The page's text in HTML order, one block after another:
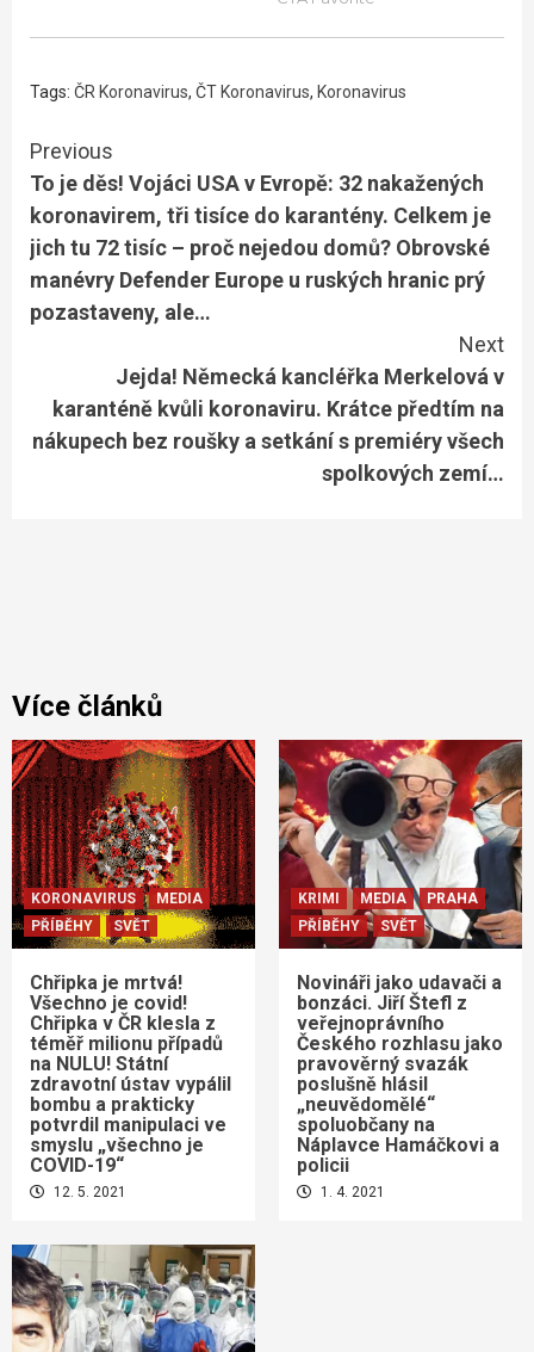
Tags: ČR Koronavirus, ČT Koronavirus, Koronavirus
Continue
Reading
Previous
To je děs! Vojáci USA v Evropě: 32 nakažených
koronavirem, tři tisíce do karantény. Celkem je
jich tu 72 tisíc – proč nejedou domů? Obrovské
manévry Defender Europe u ruských hranic prý
pozastaveny, ale…
Next
Jejda! Německá kancléřka Merkelová v
karanténě kvůli koronaviru. Krátce předtím na
nákupech bez roušky a setkání s premiéry všech
spolkových zemí…
Více článků
KORONAVIRUS
MEDIA
PŘÍBĚHY
SVĚT
Chřipka je mrtvá!
Všechno je covid!
Chřipka v ČR klesla z
téměř milionu případů
na NULU! Státní
zdravotní ústav vypálil
bombu a prakticky
potvrdil manipulaci ve
smyslu „všechno je
COVID-19“
12. 5. 2021
KRIMI MEDIA
PRAHA
PŘÍBĚHY
SVĚT
Novináři jako udavači a
bonzáci. Jiří Štefl z
veřejnoprávního
Českého rozhlasu jako
pravověrný svazák
poslušně hlásil
„neuvědomělé“
spoluobčany na
Náplavce Hamáčkovi a
policii
1. 4. 2021